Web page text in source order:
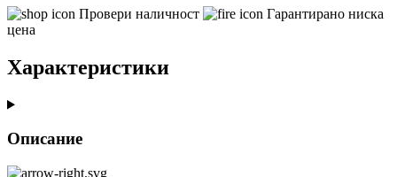
Провери наличност
Гарантирано ниска
цена
Характеристики
Описание